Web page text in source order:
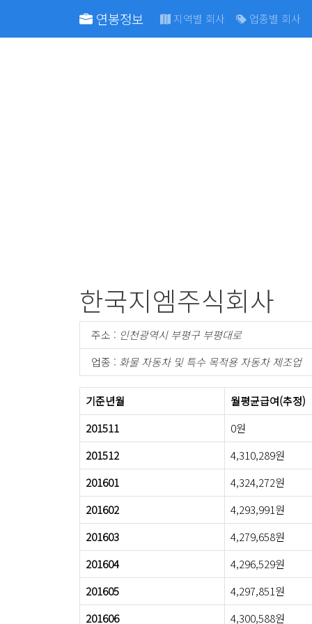
연봉정보 지역별 회사 업종별 회사
한국지엠주식회사
주소 : 인천광역시 부평구 부평대로
업종 : 화물 자동차 및 특수 목적용 자동차 제조업
기준년월
월평균급여(추정)
201511
0원
201512
4,310,289원
201601
4,324,272원
201602
4,293,991원
201603
4,279,658원
201604
4,296,529원
201605
4,297,851원
201606
4,300,588원